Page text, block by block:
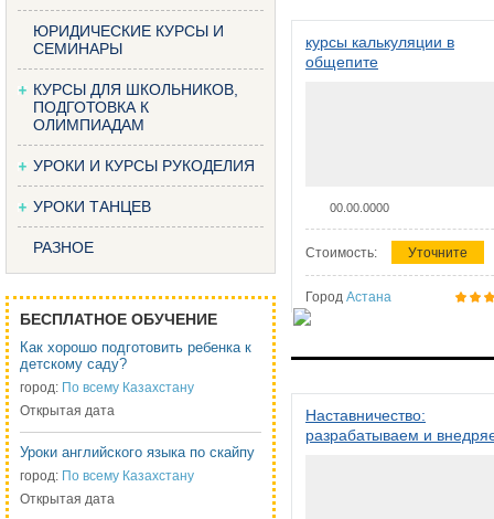
ЮРИДИЧЕСКИЕ КУРСЫ И
СЕМИНАРЫ
КУРСЫ ДЛЯ ШКОЛЬНИКОВ,
ПОДГОТОВКА К
ОЛИМПИАДАМ
УРОКИ И КУРСЫ РУКОДЕЛИЯ
УРОКИ ТАНЦЕВ
РАЗНОЕ
БЕСПЛАТНОЕ ОБУЧЕНИЕ
Как хорошо подготовить ребенка к
детскому саду?
город: По всему Казахстану
Открытая дата
Уроки английского языка по скайпу
город: По всему Казахстану
Открытая дата
курсы калькуляции в
общепите
00.00.0000
Стоимость: Уточните
Город Астана
Наставничество:
разрабатываем и